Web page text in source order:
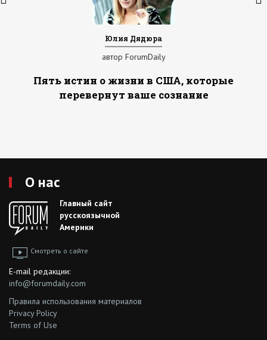
Юлия Дядюра
автор ForumDaily
Пять истин о жизни в США, которые
перевернут ваше сознание
О нас
Главный сайт
русскоязычной
Америки
Смотреть о сайте
E-mail редакции:
info@forumdaily.com
Правила использования материалов
Privacy Policy
Terms of Use